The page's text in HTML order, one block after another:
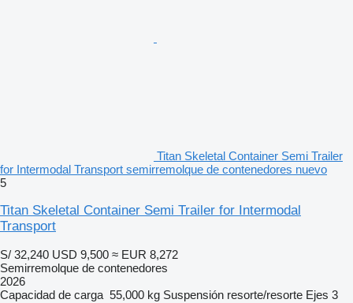
Titan Skeletal Container Semi Trailer
for Intermodal Transport semirremolque de contenedores nuevo
5
Titan Skeletal Container Semi Trailer for Intermodal
Transport
S/ 32,240 USD 9,500 ≈ EUR 8,272
Semirremolque de contenedores
2026
Capacidad de carga 55,000 kg Suspensión resorte/resorte Ejes 3